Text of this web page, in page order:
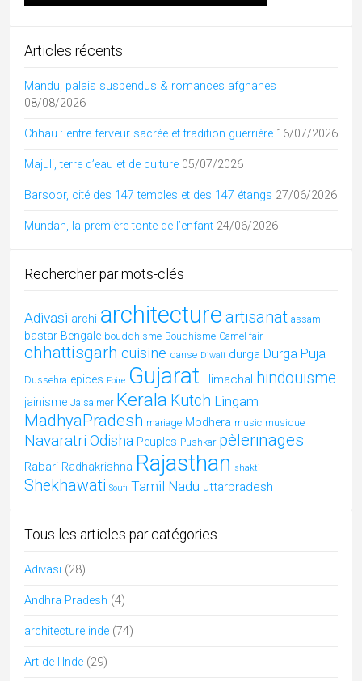
Articles récents
Mandu, palais suspendus & romances afghanes
08/08/2026
Chhau : entre ferveur sacrée et tradition guerrière 16/07/2026
Majuli, terre d’eau et de culture 05/07/2026
Barsoor, cité des 147 temples et des 147 étangs 27/06/2026
Mundan, la première tonte de l’enfant 24/06/2026
Rechercher par mots-clés
Adivasi archi architecture artisanat assam
bastar Bengale bouddhisme Boudhisme Camel fair
chhattisgarh cuisine danse Diwali durga Durga Puja
Dussehra epices Foire Gujarat Himachal hindouisme
jainisme Jaisalmer Kerala Kutch Lingam
MadhyaPradesh mariage Modhera music musique
Navaratri Odisha Peuples Pushkar pèlerinages
Rabari Radhakrishna Rajasthan shakti
Shekhawati Soufi Tamil Nadu uttarpradesh
Tous les articles par catégories
Adivasi (28)
Andhra Pradesh (4)
architecture inde (74)
Art de l'Inde (29)